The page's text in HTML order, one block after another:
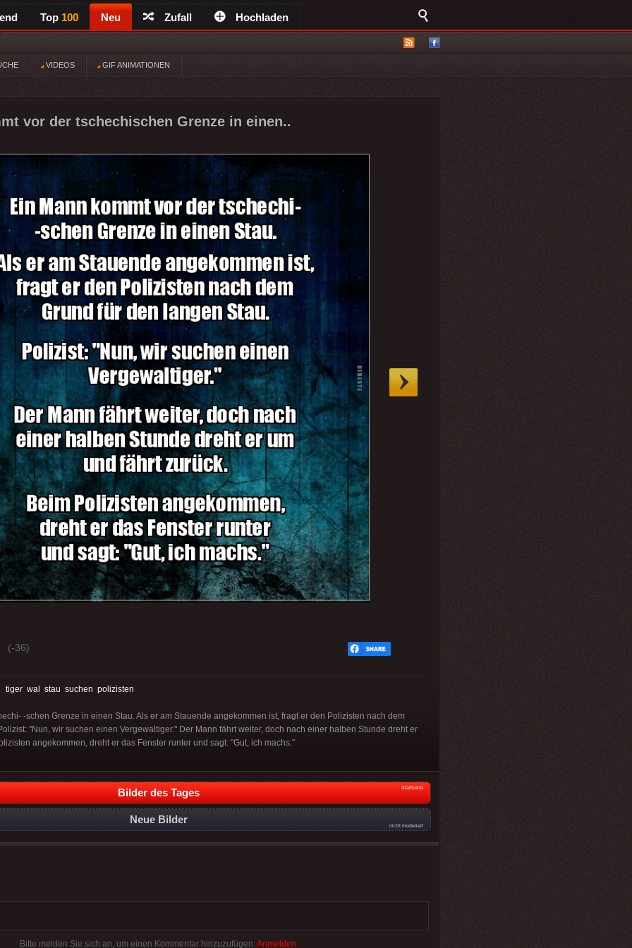
Top 100 Neu Zufall Hochladen
VIDEOS GIF ANIMATIONEN
vor der tschechischen Grenze in einen..
(-36)
tiger wal stau suchen polizisten
-schen Grenze in einen Stau. Als er am Stauende angekommen ist, fragt er den Polizisten nach dem
"Nun, wir suchen einen Vergewaltiger." Der Mann fährt weiter, doch nach einer halben Stunde dreht er
angekommen, dreht er das Fenster runter und sagt: "Gut, ich machs."
Bilder des Tages Startseite
Neue Bilder
nicht moderiert
Bitte melden Sie sich an, um einen Kommentar hinzuzufügen. Anmelden